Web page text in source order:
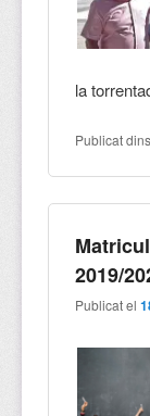
la
Publicat
2019/
Publicat el